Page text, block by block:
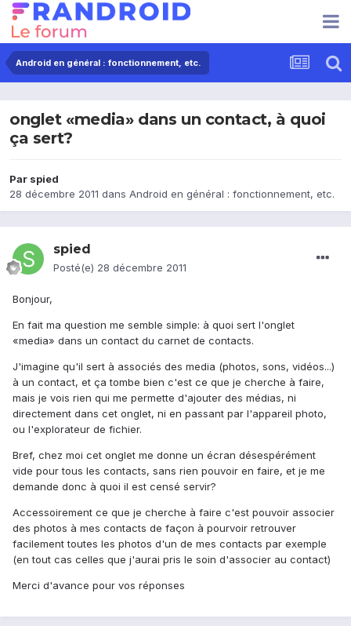
Android en général : fonctionnement, etc.
onglet «media» dans un contact, à quoi
ça sert?
Par spied
28 décembre 2011 dans Android en général : fonctionnement, etc.
spied
Posté(e) 28 décembre 2011
Bonjour,
En fait ma question me semble simple: à quoi sert l'onglet
«media» dans un contact du carnet de contacts.
J'imagine qu'il sert à associés des media (photos, sons, vidéos...)
à un contact, et ça tombe bien c'est ce que je cherche à faire,
mais je vois rien qui me permette d'ajouter des médias, ni
directement dans cet onglet, ni en passant par l'appareil photo,
ou l'explorateur de fichier.
Bref, chez moi cet onglet me donne un écran désespérément
vide pour tous les contacts, sans rien pouvoir en faire, et je me
demande donc à quoi il est censé servir?
Accessoirement ce que je cherche à faire c'est pouvoir associer
des photos à mes contacts de façon à pourvoir retrouver
facilement toutes les photos d'un de mes contacts par exemple
(en tout cas celles que j'aurai pris le soin d'associer au contact)
Merci d'avance pour vos réponses